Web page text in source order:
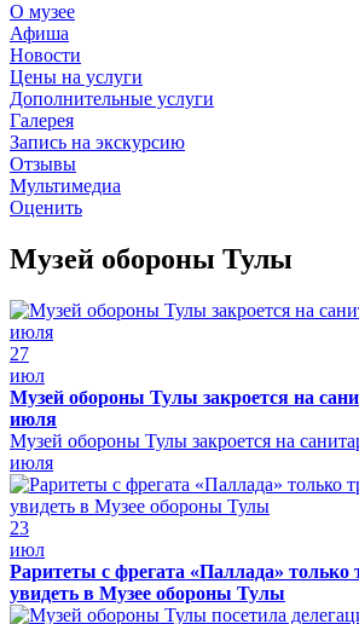
О музее
Афиша
Новости
Цены на услуги
Дополнительные услуги
Галерея
Запись на экскурсию
Отзывы
Мультимедиа
Оценить
Музей обороны Тулы
27
июл
Музей обороны Тулы закроется на
июля
Музей обороны Тулы закроется на
июля
23
июл
Раритеты с фрегата «Паллада»
увидеть в Музее обороны Тулы